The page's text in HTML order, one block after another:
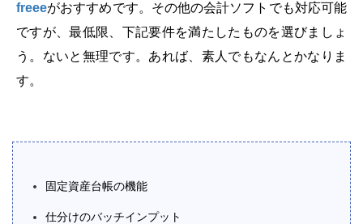
freeeがおすすめです。その他の会計ソフトでも対応可能
ですが、最低限、下記要件を満たしたものを選びましょ
う。ないと無理です。あれば、素人でもなんとかなりま
す。
固定資産台帳の機能
仕分けのバッチインプット